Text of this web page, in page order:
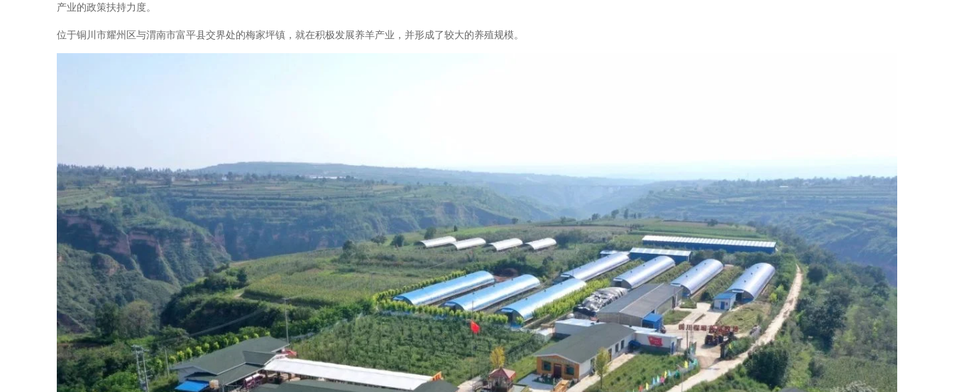
产业的政策扶持力度。
位于铜川市耀州区与渭南市富平县交界处的梅家坪镇，就在积极发展养羊产业，并形成了较大的养殖规模。